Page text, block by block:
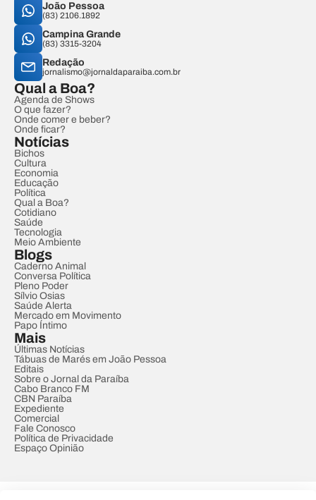
João Pessoa
(83) 2106.1892
Campina Grande
(83) 3315-3204
Redação
jornalismo@jornaldaparaiba.com.br
Qual a Boa?
Agenda de Shows
O que fazer?
Onde comer e beber?
Onde ficar?
Notícias
Bichos
Cultura
Economia
Educação
Política
Qual a Boa?
Cotidiano
Saúde
Tecnologia
Meio Ambiente
Blogs
Caderno Animal
Conversa Política
Pleno Poder
Sílvio Osias
Saúde Alerta
Mercado em Movimento
Papo Íntimo
Mais
Últimas Notícias
Tábuas de Marés em João Pessoa
Editais
Sobre o Jornal da Paraíba
Cabo Branco FM
CBN Paraíba
Expediente
Comercial
Fale Conosco
Política de Privacidade
Espaço Opinião